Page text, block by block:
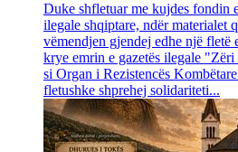
Duke shfletuar me kujdes fondin
ilegale shqiptare, ndër materialet
vëmendjen gjendej edhe një fletë
krye emrin e gazetës ilegale
si Organ i Rezistencës
fletushke shprehej solidariteti...